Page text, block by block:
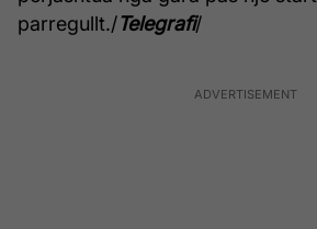
parregullt./Telegrafi/